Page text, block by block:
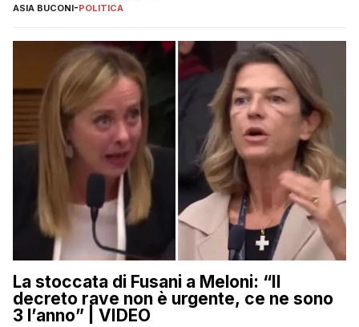
ASIA BUCONI-POLITICA
La stoccata di Fusani a Meloni: “Il
decreto rave non è urgente, ce ne sono
3 l’anno” | VIDEO